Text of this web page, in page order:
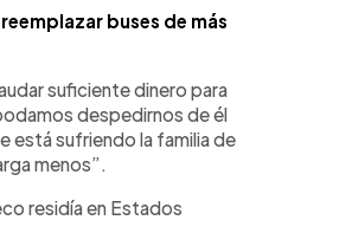
buses de más
suficiente dinero para
despedirnos de él
está sufriendo la familia de
menos”.
residía en Estados